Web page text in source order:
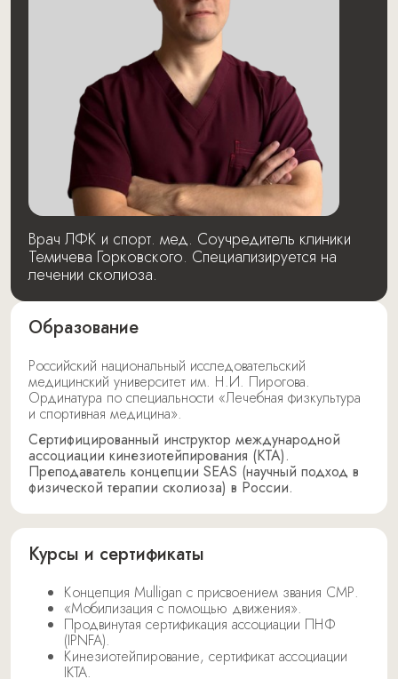
Врач ЛФК и спорт. мед. Соучредитель клиники
Темичева Горковского. Специализируется на
лечении сколиоза.
Образование
Российский национальный исследовательский
медицинский университет им. Н.И. Пирогова.
Ординатура по специальности «Лечебная физкультура
и спортивная медицина».
Сертифицированный инструктор международной
ассоциации кинезиотейпирования (КТА).
Преподаватель концепции SEAS (научный подход в
физической терапии сколиоза) в России.
Курсы и сертификаты
Концепция Mulligan с присвоением звания СМР.
«Мобилизация с помощью движения».
Продвинутая сертификация ассоциации ПНФ
(IPNFA).
Кинезиотейпирование, сертификат ассоциации
IKTA.